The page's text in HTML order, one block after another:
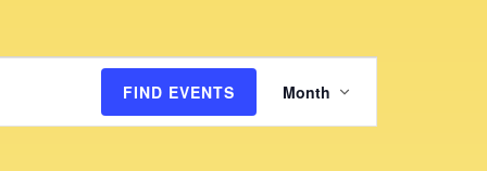
FIND EVENTS v
e
Month